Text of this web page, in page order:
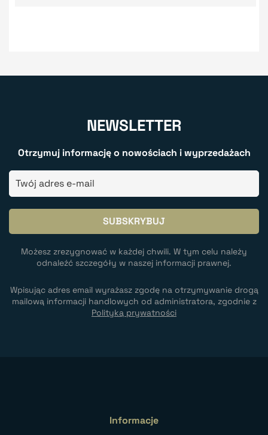
NEWSLETTER
Otrzymuj informację o nowościach i wyprzedażach
Możesz zrezygnować w każdej chwili. W tym celu należy
odnaleźć szczegóły w naszej informacji prawnej.
Wpisując adres email wyrażasz zgodę na otrzymywanie drogą
mailową informacji handlowych od administratora, zgodnie z
Polityką prywatności
Informacje